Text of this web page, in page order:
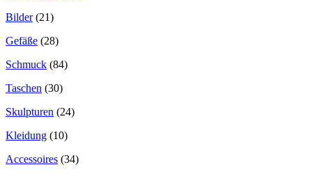
Bilder (21)
Gefäße (28)
Schmuck (84)
Taschen (30)
Skulpturen (24)
Kleidung (10)
Accessoires (34)